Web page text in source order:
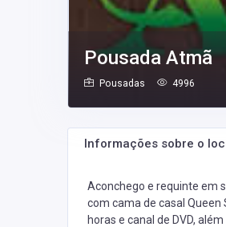
Pousada Atmã
Pousadas 4996
Informações sobre o
Aconchego e requinte em
com cama de casal
horas e canal de DVD,